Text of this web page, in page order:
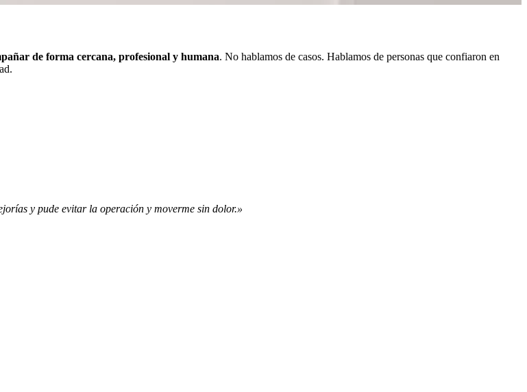
de forma cercana, profesional y humana. No hablamos de casos. Hablamos de personas que confiaron en
y pude evitar la operación y moverme sin dolor.»